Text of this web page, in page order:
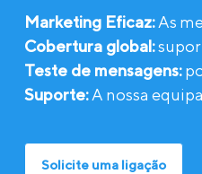
Marketing Eficaz:As
Cobertura global:
Teste de mensagens:
Suporte:A nossa
Solicite uma ligação